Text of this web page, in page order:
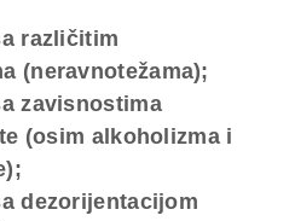
različitim
(neravnotežama);
zavisnostima
(osim alkoholizma i
dezorijentacijom